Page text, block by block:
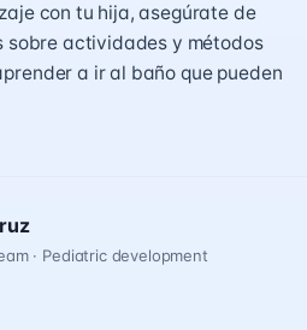
con tu hija, asegúrate de
sobre actividades y métodos
a ir al baño que pueden
· Pediatric development